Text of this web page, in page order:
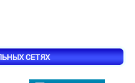
СЕТЯХ